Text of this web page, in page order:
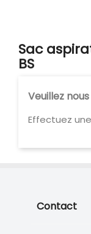
dessous.
Sac
BS
Veuillez
Effectuez
Contact